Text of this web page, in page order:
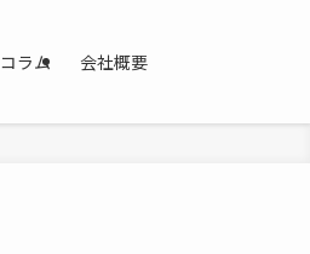
コラム 会社概要